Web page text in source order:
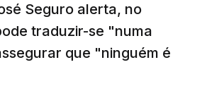
Seguro alerta, no
traduzir-se "numa
que "ninguém é